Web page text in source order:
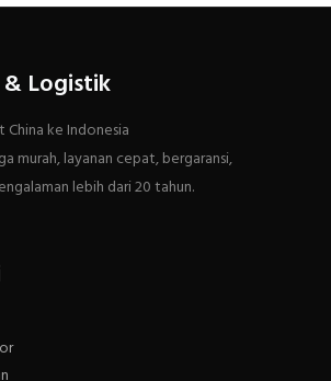
& Logistik
China ke Indonesia
murah, layanan cepat, bergaransi,
lebih dari 20 tahun.